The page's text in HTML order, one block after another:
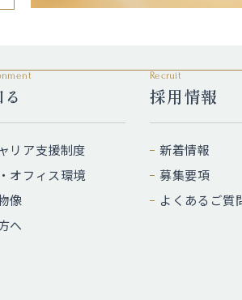
リア支援制度
オフィス環境
像
へ
Recruit
採用情報
新着情報
募集要項
よくあるご質